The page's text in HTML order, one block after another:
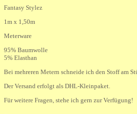
Fantasy Stylez
1m x 1,50m
Meterware
95% Baumwolle
5% Elasthan
Bei mehreren Metern schneide ich den Stoff am
Der Versand erfolgt als DHL-Kleinpaket.
Für weitere Fragen, stehe ich gern zur Verfügung!